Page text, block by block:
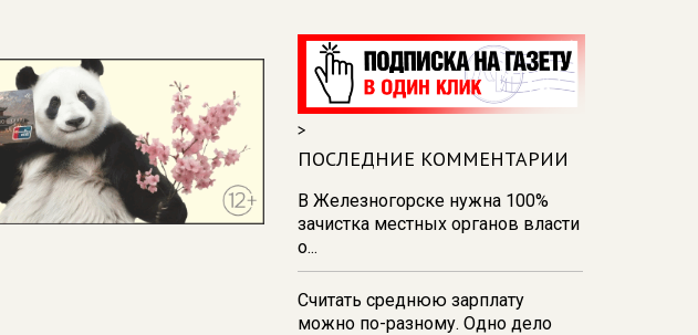
Карла Маркса
12:17
В Курске прокуратура
добивается возмещения для
девочки - подростка ущерба за
побои
11:58В Курской области
обрушившаяся стена повлекла
возбуждение уголовного дела в
отношении ИП
11:52В Курске прокуратура
добивается выплаты более 1 млн
>
ПОСЛЕДНИЕ КОММЕНТАРИИ
В Железногорске нужна 100%
зачистка местных органов власти
о...
Считать среднюю зарплату
можно по-разному. Одно дело